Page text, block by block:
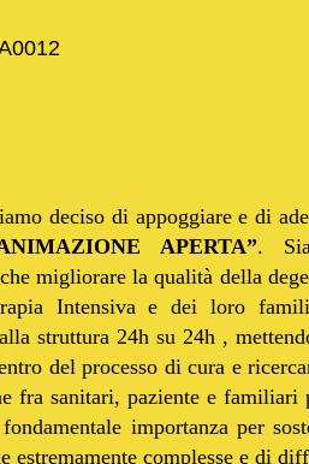
deciso di appoggiare e di
APERTA”.
migliorare la qualità della
Intensiva e dei loro
struttura 24h su 24h ,
del processo di cura e
fra sanitari, paziente e familiari
importanza per
estremamente complesse e di